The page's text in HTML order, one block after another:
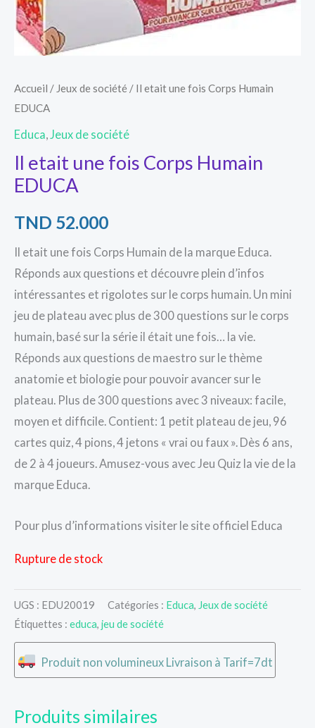
Accueil / Jeux de société / Il etait une fois Corps Humain
EDUCA
Educa Jeux de société
Il etait une fois Corps Humain
EDUCA
TND 52.000
Il etait une fois Corps Humain de la marque Educa.
Réponds aux questions et découvre plein d’infos
intéressantes et rigolotes sur le corps humain. Un mini
jeu de plateau avec plus de 300 questions sur le corps
humain, basé sur la série il était une fois… la vie.
Réponds aux questions de maestro sur le thème
anatomie et biologie pour pouvoir avancer sur le
plateau. Plus de 300 questions avec 3 niveaux: facile,
moyen et difficile. Contient: 1 petit plateau de jeu, 96
cartes quiz, 4 pions, 4 jetons « vrai ou faux ». Dès 6 ans,
de 2 à 4 joueurs. Amusez-vous avec Jeu Quiz la vie de la
marque Educa.
Pour plus d’informations visiter le site officiel Educa
Rupture de stock
UGS : EDU20019 Catégories : Educa, Jeux de société
Étiquettes : educa, jeu de société
Produit non volumineux Livraison à Tarif=7dt
Produits similaires